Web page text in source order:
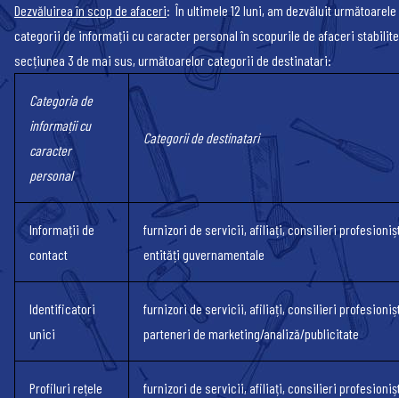
Dezvăluirea în scop de afaceri: În ultimele 12 luni, am dezvăluit următoarele
categorii de informații cu caracter personal în scopurile de afaceri
secțiunea 3 de mai sus, următoarelor categorii de destinatari:
Categoria de
informații cu
caracter
personal
Categorii de destinatari
Informații de
contact
furnizori de servicii, afiliați, consilieri
entități guvernamentale
Identificatori
unici
furnizori de servicii, afiliați, consilieri
parteneri de marketing/analiză/publicitate
Profiluri rețele
furnizori de servicii, afiliați, consilieri